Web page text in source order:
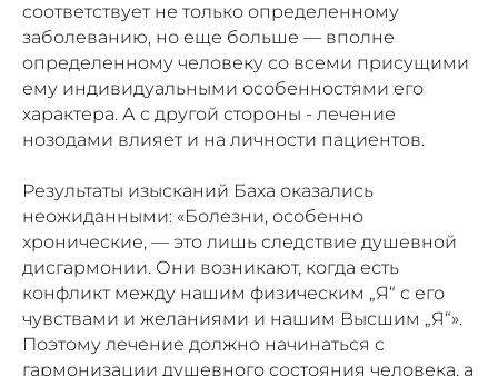
соответствует не только определенному
заболеванию, но еще больше — вполне
определенному человеку со всеми присущими
ему индивидуальными особенностями его
характера. А с другой стороны - лечение
нозодами влияет и на личности пациентов.
Результаты изысканий Баха оказались
неожиданными: «Болезни, особенно
хронические, — это лишь следствие душевной
дисгармонии. Они возникают, когда есть
конфликт между нашим физическим „Я“ с его
чувствами и желаниями и нашим Высшим „Я“».
Поэтому лечение должно начинаться с
гармонизации душевного состояния человека, а